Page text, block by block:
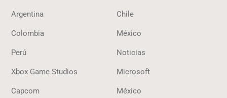
Argentina Chile
Colombia México
Perú Noticias
Xbox Game Studios Microsoft
Capcom México